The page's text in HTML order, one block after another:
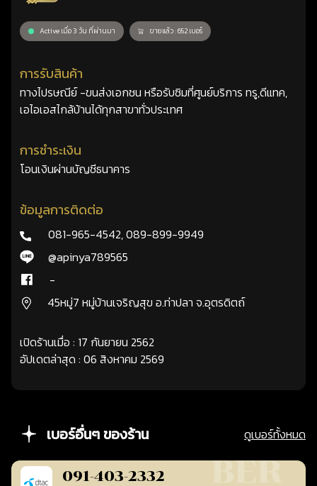
Active เมื่อ 3 วัน ที่ผ่านมา ขายแล้ว : 652 เบอร์
การรับสินค้า
ทางไปรษณีย์ -ขนส่งเอกชน หรือรับซิมที่ศูนย์บริการ ทรู,ดีแทค,
เอไอเอสไกล้บ้านได้ทุกสาขาทั่วประเทศ
การชำระเงิน
โอนเงินผ่านบัญชีธนาคาร
ข้อมูลการติดต่อ
081-965-4542,089-899-9949
@apinya789565
-
45หมู่7 หมู่บ้านเจริญสุข อ.ท่าปลา จ.อุตรดิตถ์
เปิดร้านเมื่อ : 17 กันยายน 2562
อัปเดตล่าสุด : 06 สิงหาคม 2569
เบอร์อื่นๆ ของร้าน ดูเบอร์ทั้งหมด
091-403-2332